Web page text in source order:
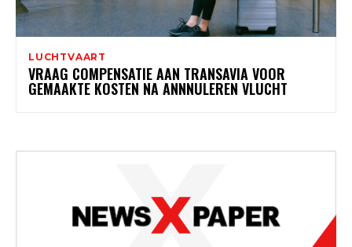
LUCHTVAART
VRAAG COMPENSATIE AAN TRANSAVIA VOOR
GEMAAKTE KOSTEN NA ANNNULEREN VLUCHT